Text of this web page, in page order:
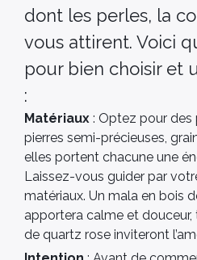
dont les perles, la
vous attirent. Voici
pour bien choisir et
:
Matériaux : Optez pour des
pierres semi-précieuses,
elles portent chacune une
Laissez-vous guider par
matériaux. Un mala en bois
apportera calme et douceur,
de quartz rose inviteront